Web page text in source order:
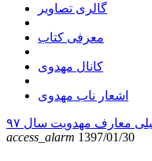
گالری تصاویر
معرفی کتاب
کانال مهدوی
اشعار ناب مهدوی
معارف مهدویت سال ۹۷
access_alarm 1397/01/30